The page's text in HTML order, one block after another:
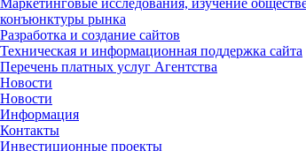
Маркетинговые исследования, изучение
конъюнктуры рынка
Разработка и создание сайтов
Техническая и информационная поддержка сайта
Перечень платных услуг Агентства
Новости
Новости
Информация
Контакты
Инвестиционные проекты